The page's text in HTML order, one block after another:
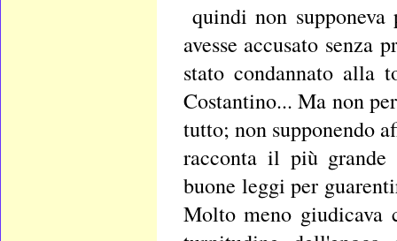
quindi non
avesse accusato senza
stato condannato alla
Costantino... Ma non
tutto; non supponendo
racconta il più grande
buone leggi per
Molto meno giudicava